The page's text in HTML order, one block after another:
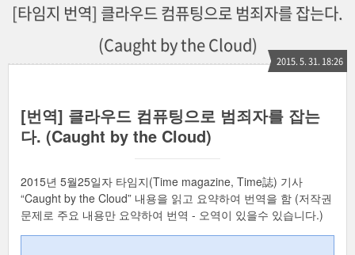
[타임지 번역] 클라우드 컴퓨팅으로 범죄자를 잡는다.
(Caught by the Cloud)
2015. 5. 31. 18:26
[번역] 클라우드 컴퓨팅으로 범죄자를 잡는
다. (Caught by the Cloud)
2015년 5월25일자 타임지(Time magazine, Time誌) 기사
“Caught by the Cloud” 내용을 읽고 요약하여 번역을 함 (저작권
문제로 주요 내용만 요약하여 번역 - 오역이 있을수 있습니다.)